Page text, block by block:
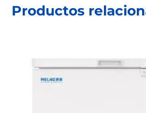
Productos